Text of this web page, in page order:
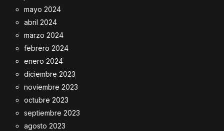
mayo 2024
abril 2024
marzo 2024
febrero 2024
enero 2024
diciembre 2023
noviembre 2023
octubre 2023
septiembre 2023
agosto 2023